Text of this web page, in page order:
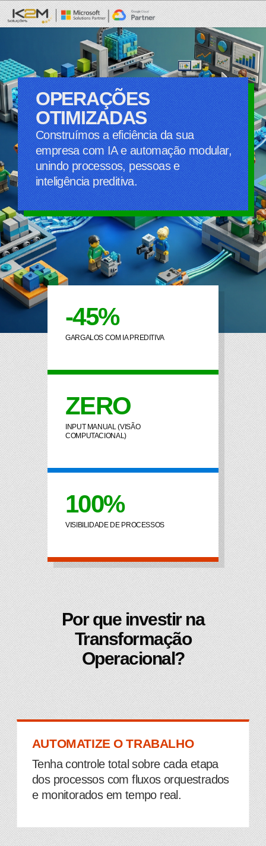
OPERAÇÕES
OTIMIZADAS
Construímos a eficiência da sua
empresa com IA e automação modular,
unindo processos, pessoas e
inteligência preditiva.
-45%
GARGALOS COM IA PREDITIVA
ZERO
INPUT MANUAL (VISÃO
COMPUTACIONAL)
100%
VISIBILIDADE DE PROCESSOS
Por que investir na
Transformação
Operacional?
AUTOMATIZE O TRABALHO
Tenha controle total sobre cada etapa
dos processos com fluxos orquestrados
e monitorados em tempo real.